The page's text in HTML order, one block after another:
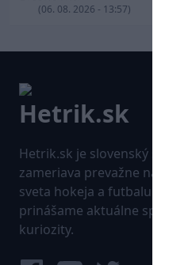
(06. 08. 2026 - 13:57)
Hetrik.sk je slovenský
zameriava prevažne na
sveta hokeja a futbalu.
prinášame aktuálne správy,
kuriozity.